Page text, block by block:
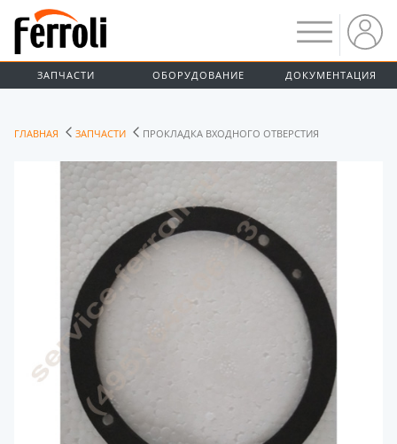
ЗАПЧАСТИ ОБОРУДОВАНИЕ ДОКУМЕНТАЦИЯ
ГЛАВНАЯ ЗАПЧАСТИ ПРОКЛАДКА ВХОДНОГО ОТВЕРСТИЯ